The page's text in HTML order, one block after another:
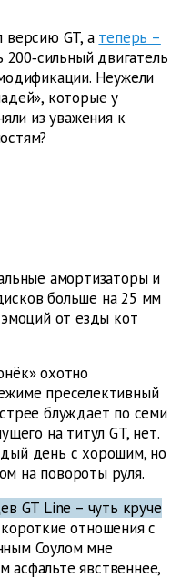
GT, а теперь –
200‑сильный двигатель
­Неужели
которые у
из уважения к
амортизаторы и
больше на 25 мм
от езды кот
охотно
преселективный
блуждает по семи
на титул GT, нет.
день с хорошим, но
на повороты руля.
GT Line – чуть круче
отношения с
Соулом мне
явственнее,